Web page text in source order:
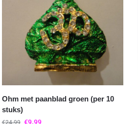
Ohm met paanblad groen (per 10
stuks)
€24.99 €9.99